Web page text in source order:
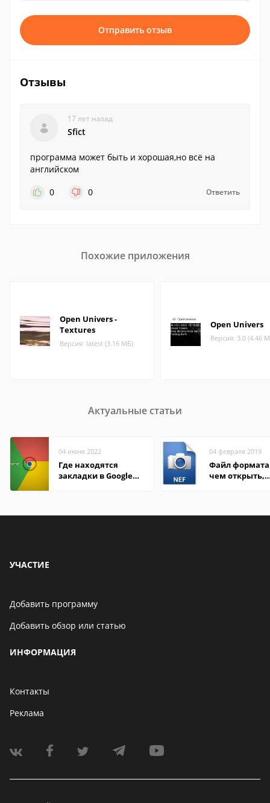
Отправить отзыв
Отзывы
17 лет назад
Sfict
программа может быть и хорошая,но всё на
английском
0
0 Ответить
Похожие приложения
Open Univers -
Textures
Версия: latest (3.16 МБ)
Open Univers
Версия: 3.0 (4.46
Актуальные статьи
04 июня 2022
Где находятся
закладки в Google
04 февраля 2019
Файл формата
чем открыть,
УЧАСТИЕ
Добавить программу
Добавить обзор или статью
ИНФОРМАЦИЯ
Контакты
Реклама